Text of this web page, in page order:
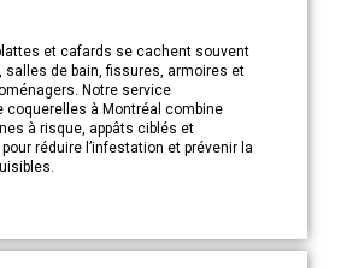
et cafards se cachent souvent
de bain, fissures, armoires et
Notre service
coquerelles à Montréal combine
à risque, appâts ciblés et
réduire l’infestation et prévenir la